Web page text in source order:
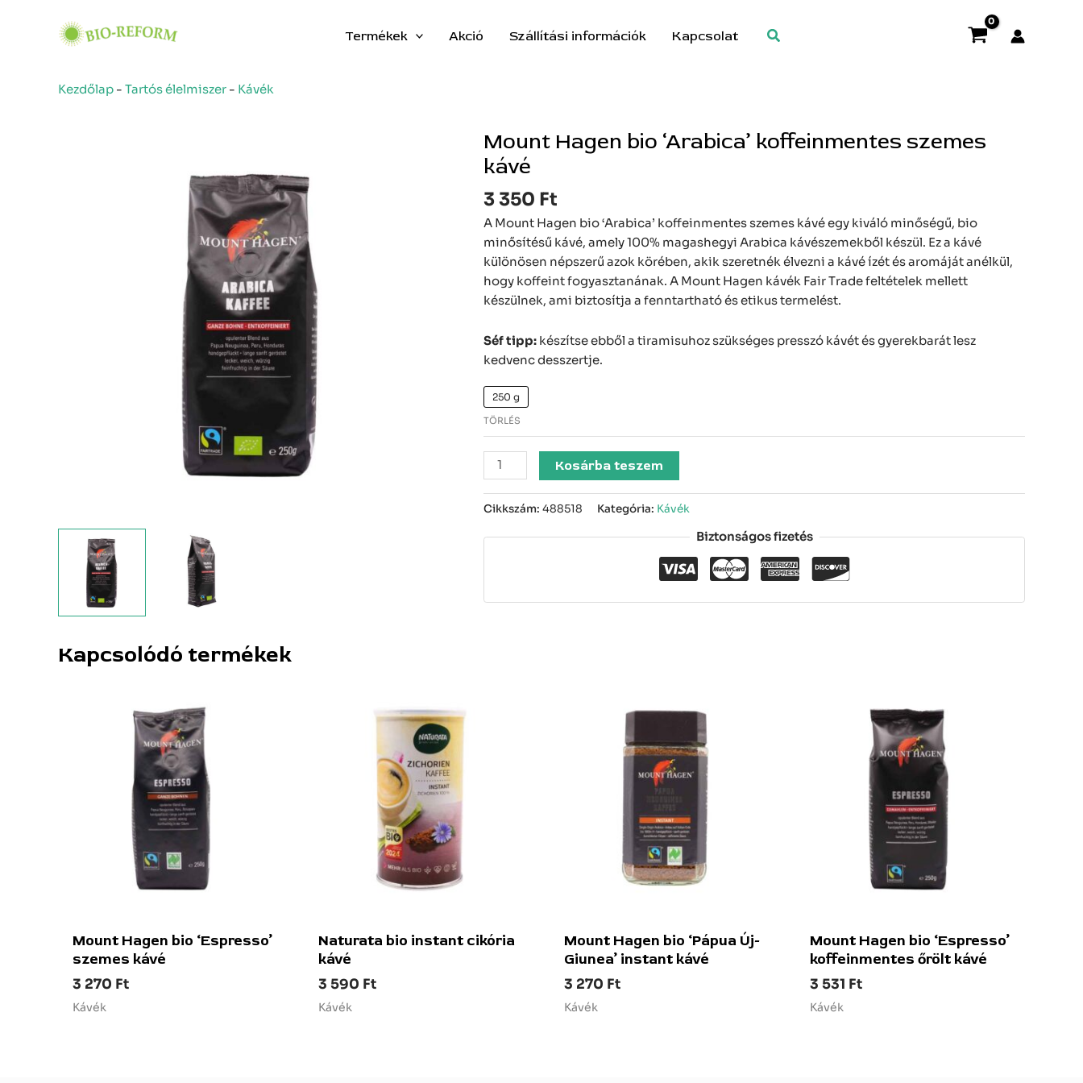
Termékek Akció Szállítási információk Kapcsolat Search
Kezdőlap - Tartós élelmiszer - Kávék
Mount Hagen bio ‘Arabica’ koffeinmentes szemes
kávé
3 350 Ft
A Mount Hagen bio ‘Arabica’ koffeinmentes szemes kávé egy kiváló minőségű, bio
minősítésű kávé, amely 100% magashegyi Arabica kávészemekből készül. Ez a kávé
különösen népszerű azok körében, akik szeretnék élvezni a kávé ízét és aromáját anélkül,
hogy koffeint fogyasztanának. A Mount Hagen kávék Fair Trade feltételek mellett
készülnek, ami biztosítja a fenntartható és etikus termelést.
Séf tipp: készítse ebből a tiramisuhoz szükséges presszó kávét és gyerekbarát lesz
kedvenc desszertje.
250 g
TÖRLÉS
Mount
Hagen
bio
'Arabica'
koffeinmentes
szemes
kávé
mennyiség
Kosárba teszem
Cikkszám: 488518 Kategória: Kávék
Biztonságos fizetés
Kapcsolódó termékek
Mount Hagen bio ‘Espresso’
szemes kávé
3 270 Ft
Kávék
Naturata bio instant cikória
kávé
3 590 Ft
Kávék
Mount Hagen bio ‘Pápua Új-
Giunea’ instant kávé
3 270 Ft
Kávék
Mount Hagen bio ‘Espresso’
koffeinmentes őrölt kávé
3 531 Ft
Kávék